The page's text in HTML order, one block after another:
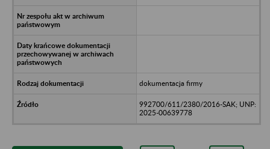
dokumentacja firmy
992700/611/2380/2016-SAK; UNP:
2025-00639778